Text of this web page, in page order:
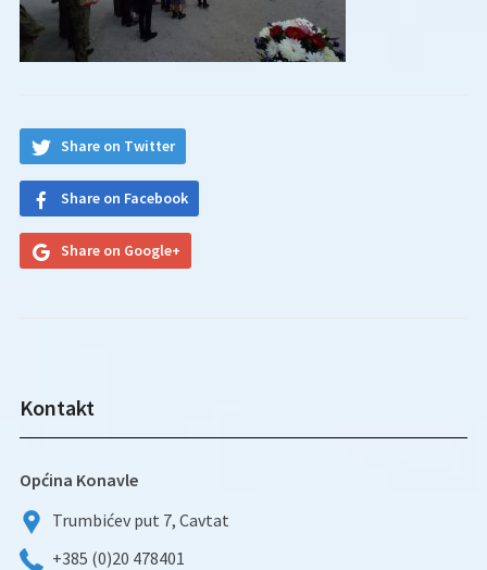
Share on Twitter
Share on Facebook
Share on Google+
Kontakt
Općina Konavle
Trumbićev put 7, Cavtat
+385 (0)20 478401